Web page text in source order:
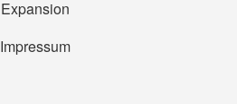
Expansion
Impressum